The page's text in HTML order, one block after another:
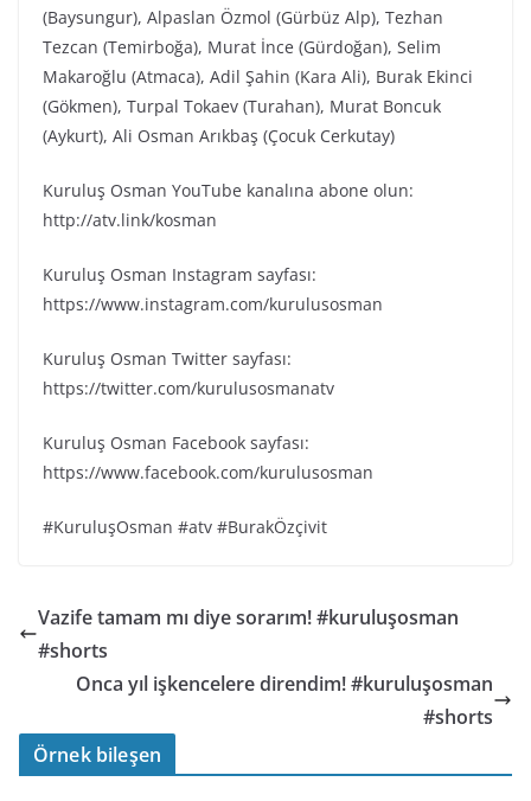
(Baysungur), Alpaslan Özmol (Gürbüz Alp), Tezhan
Tezcan (Temirboğa), Murat İnce (Gürdoğan), Selim
Makaroğlu (Atmaca), Adil Şahin (Kara Ali), Burak Ekinci
(Gökmen), Turpal Tokaev (Turahan), Murat Boncuk
(Aykurt), Ali Osman Arıkbaş (Çocuk Cerkutay)
Kuruluş Osman YouTube kanalına abone olun:
http://atv.link/kosman
Kuruluş Osman Instagram sayfası:
https://www.instagram.com/kurulusosman
Kuruluş Osman Twitter sayfası:
https://twitter.com/kurulusosmanatv
Kuruluş Osman Facebook sayfası:
https://www.facebook.com/kurulusosman
#KuruluşOsman #atv #BurakÖzçivit
Vazife tamam mı diye sorarım! #kuruluşosman
#shorts
Onca yıl işkencelere direndim! #kuruluşosman
#shorts
Örnek bileşen